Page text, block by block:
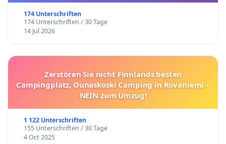
174 Unterschriften
174 Unterschriften / 30 Tage
14 Jul 2026
Zerstören Sie nicht Finnlands besten
Campingplatz, Ounaskoski Camping in Rovaniemi –
NEIN zum Umzug!
1 122 Unterschriften
155 Unterschriften / 30 Tage
4 Oct 2025